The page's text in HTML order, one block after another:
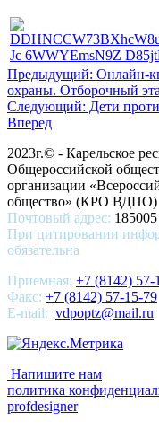
Предыдущий: Онлайн-
охраны. Отборочный
Следующий: Дети
Вперед
2023г.© - Карельское
Общероссийской
организации
общество» (КРО ВДПО)
Почтовый адрес:
При цитировании
обязательна
Приемная: +7 (8142) 57-
Факс: +7 (8142) 57-15-79
E-mail: vdpoptz@mail.ru
Напишите нам
политика
profdesigner